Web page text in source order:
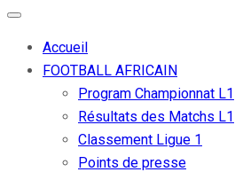
Accueil
FOOTBALL AFRICAIN
Program Championnat L1
Résultats des Matchs L1
Classement Ligue 1
Points de presse